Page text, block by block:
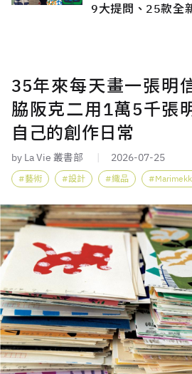
9大提問、25款全
35年來每天畫一張明
脇阪克二用1萬5千張
自己的創作日常
by La Vie 叢書部 2026-07-25
藝術 設計 織品